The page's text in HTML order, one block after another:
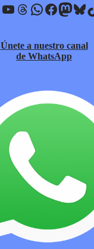
YouTube Threads WhatsApp Facebook Mastodon Bluesky TikTok
Únete a nuestro canal
de WhatsApp